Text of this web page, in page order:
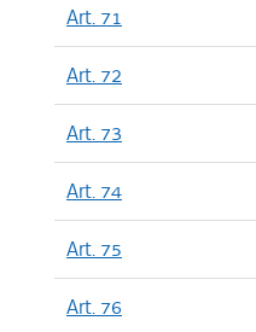
Art. 71
Art. 72
Art. 73
Art. 74
Art. 75
Art. 76